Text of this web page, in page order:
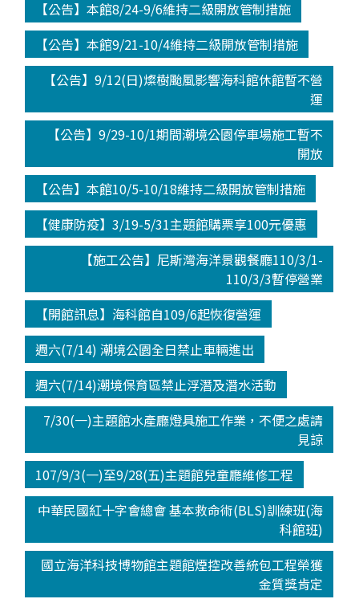
【公告】本館8/24-9/6維持二級開放管制措施
【公告】本館9/21-10/4維持二級開放管制措施
【公告】9/12(日)燦樹颱風影響海科館休館暫不營
運
【公告】9/29-10/1期間潮境公園停車場施工暫不
開放
【公告】本館10/5-10/18維持二級開放管制措施
【健康防疫】3/19-5/31主題館購票享100元優惠
【施工公告】尼斯灣海洋景觀餐廳110/3/1-
110/3/3暫停營業
【開館訊息】海科館自109/6起恢復營運
週六(7/14) 潮境公園全日禁止車輛進出
週六(7/14)潮境保育區禁止浮潛及潛水活動
7/30(一)主題館水產廳燈具施工作業，不便之處請
見諒
107/9/3(一)至9/28(五)主題館兒童廳維修工程
中華民國紅十字會總會 基本救命術(BLS)訓練班(海
科館班)
國立海洋科技博物館主題館煙控改善統包工程榮獲
金質獎肯定